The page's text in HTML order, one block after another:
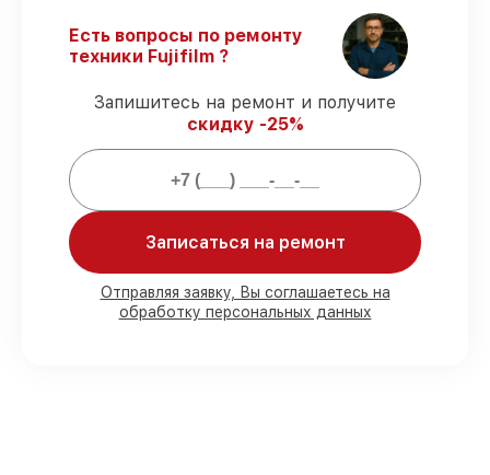
соблюдаем сроки, согласованные с
клиентом.
Гарантийное обслуживание –
обслуживание с полным гарантийным
сопровождением.
Что мы гарантируем при
обслуживании фотоаппаратов:
заказов закрываем в присутствии
заказчика
90%запчастей хранятся на складе,
остальные заказываются оперативно
Есть вопросы по ремонту
техники Fujifilm ?
Запишитесь на ремонт и получите
скидку -25%
Записаться на ремонт
Отправляя заявку, Вы соглашаетесь на
обработку персональных данных